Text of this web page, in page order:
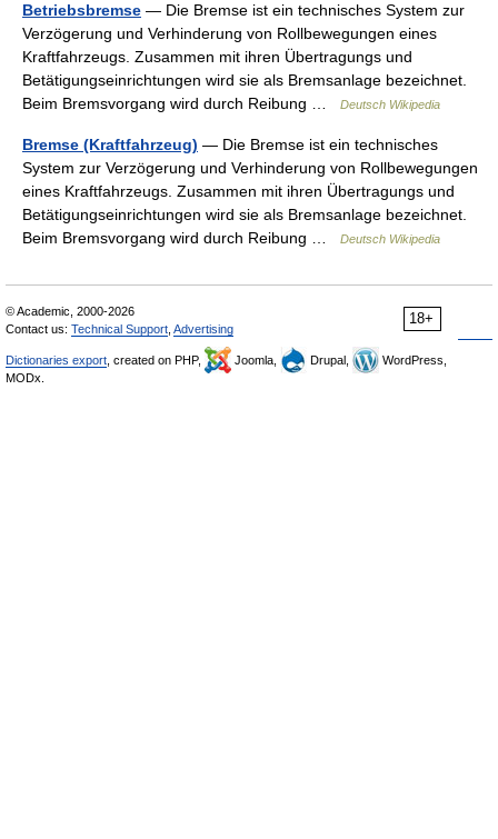
Betriebsbremse — Die Bremse ist ein technisches System zur
Verzögerung und Verhinderung von Rollbewegungen eines
Kraftfahrzeugs. Zusammen mit ihren Übertragungs und
Betätigungseinrichtungen wird sie als Bremsanlage bezeichnet.
Beim Bremsvorgang wird durch Reibung …
Deutsch Wikipedia
Bremse (Kraftfahrzeug) — Die Bremse ist ein technisches
System zur Verzögerung und Verhinderung von Rollbewegungen
eines Kraftfahrzeugs. Zusammen mit ihren Übertragungs und
Betätigungseinrichtungen wird sie als Bremsanlage bezeichnet.
Beim Bremsvorgang wird durch Reibung …
Deutsch Wikipedia
18+
© Academic, 2000-2026
Contact us: Technical Support Advertising
Dictionaries export , created on PHP, Joomla, Drupal,
WordPress,
MODx.